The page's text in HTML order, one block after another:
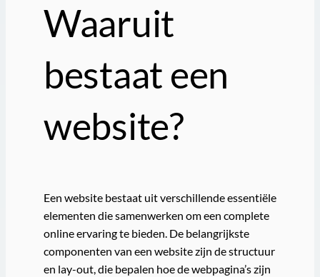
Waaruit
bestaat een
website?
Een website bestaat uit verschillende essentiële
elementen die samenwerken om een complete
online ervaring te bieden. De belangrijkste
componenten van een website zijn de structuur
en lay-out, die bepalen hoe de webpagina’s zijn